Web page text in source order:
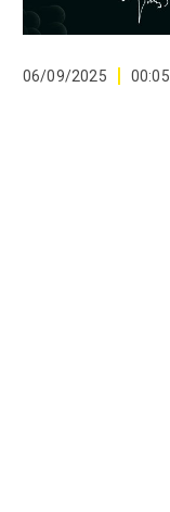
06/09/2025 00:05